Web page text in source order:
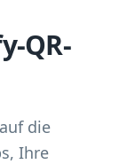
QR-
die
Ihre